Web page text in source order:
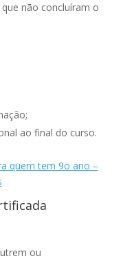
não concluíram o
ao final do curso.
quem tem 9o ano –
ou